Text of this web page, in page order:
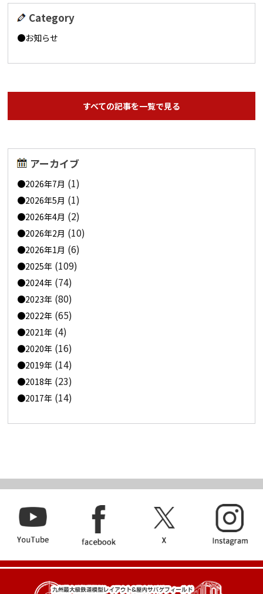
Category
お知らせ
すべての記事を一覧で見る
アーカイブ
2026年7月 (1)
2026年5月 (1)
2026年4月 (2)
2026年2月 (10)
2026年1月 (6)
2025年 (109)
2024年 (74)
2023年 (80)
2022年 (65)
2021年 (4)
2020年 (16)
2019年 (14)
2018年 (23)
2017年 (14)